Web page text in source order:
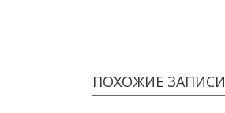
ПОХОЖИЕ ЗАПИСИ